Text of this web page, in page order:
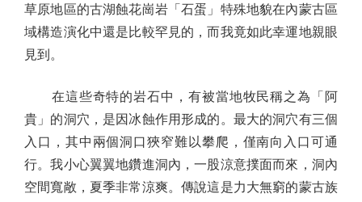
草原地區的古湖蝕花崗岩「石蛋」特殊地貌在內蒙古區
域構造演化中還是比較罕見的，而我竟如此幸運地親眼
見到。
在這些奇特的岩石中，有被當地牧民稱之為「阿
貴」的洞穴，是因冰蝕作用形成的。最大的洞穴有三個
入口，其中兩個洞口狹窄難以攀爬，僅南向入口可通
行。我小心翼翼地鑽進洞內，一股涼意撲面而來，洞內
空間寬敞，夏季非常涼爽。傳說這是力大無窮的蒙古族